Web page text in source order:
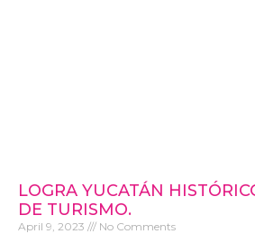
LOGRA YUCATÁN
DE TURISMO.
April 9, 2023 No Comments